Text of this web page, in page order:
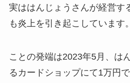
実ははんじょうさんが経営す
も炎上を引き起こしています。
ことの発端は2023年5月、は
るカードショップにて1万円